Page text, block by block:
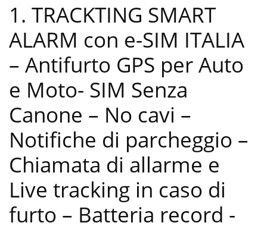
1. TRACKTING SMART
ALARM con e-SIM ITALIA
– Antifurto GPS per Auto
e Moto- SIM Senza
Canone – No cavi –
Notifiche di parcheggio –
Chiamata di allarme e
Live tracking in caso di
furto – Batteria record -